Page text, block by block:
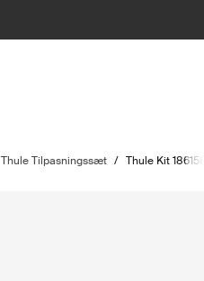
Thule Tilpasningssæt / Thule Kit